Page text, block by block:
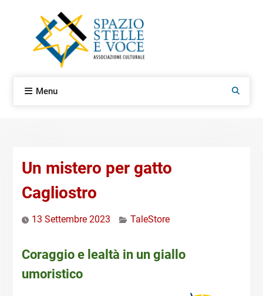
Menu Search
Un mistero per gatto
Cagliostro
13 Settembre 2023 TaleStore
Coraggio e lealtà in un giallo
umoristico